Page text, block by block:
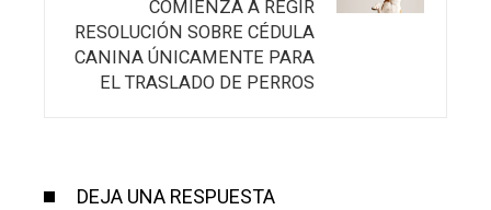
COMIENZA A REGIR
RESOLUCIÓN SOBRE CÉDULA
CANINA ÚNICAMENTE PARA
EL TRASLADO DE PERROS
DEJA UNA RESPUESTA